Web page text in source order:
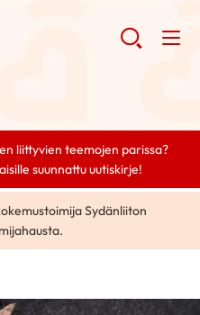
liittyvien teemojen parissa?
suunnattu uutiskirje!
Sydänliiton